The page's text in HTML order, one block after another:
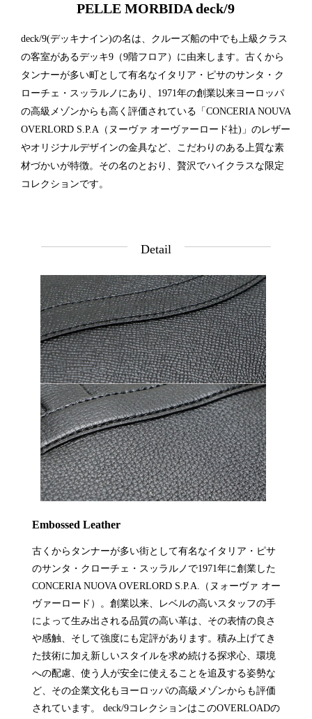
PELLE MORBIDA deck/9
deck/9(デッキナイン)の名は、クルーズ船の中でも上級クラス
の客室があるデッキ9（9階フロア）に由来します。古くから
タンナーが多い町として有名なイタリア・ピサのサンタ・ク
ローチェ・スッラルノにあり、1971年の創業以来ヨーロッパ
の高級メゾンからも高く評価されている「CONCERIA NOUVA
OVERLORD S.P.A（ヌーヴァ オーヴァーロード社)」のレザー
やオリジナルデザインの金具など、こだわりのある上質な素
材づかいが特徴。その名のとおり、贅沢でハイクラスな限定
コレクションです。
Detail
Embossed Leather
古くからタンナーが多い街として有名なイタリア・ピサ
のサンタ・クローチェ・スッラルノで1971年に創業した
CONCERIA NUOVA OVERLORD S.P.A.（ヌォーヴァ オー
ヴァーロード）。創業以来、レベルの高いスタッフの手
によって生み出される品質の高い革は、その表情の良さ
や感触、そして強度にも定評があります。積み上げてき
た技術に加え新しいスタイルを求め続ける探求心、環境
への配慮、使う人が安全に使えることを追及する姿勢な
ど、その企業文化もヨーロッパの高級メゾンからも評価
されています。 deck/9コレクションはこのOVERLOADの